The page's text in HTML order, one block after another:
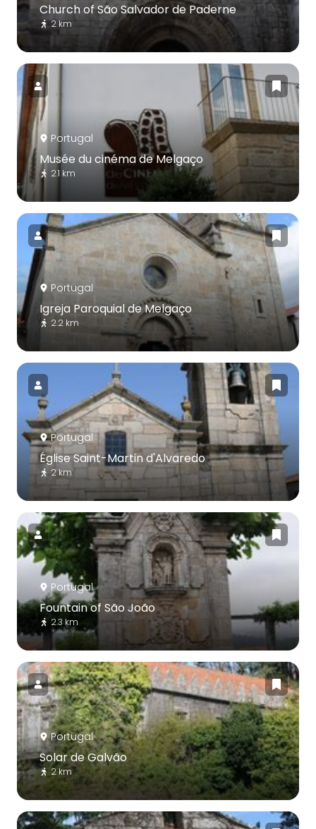
Church of São Salvador de Paderne
2 km
Portugal
Musée du cinéma de Melgaço
2.1 km
Portugal
Igreja Paroquial de Melgaço
2.2 km
Portugal
Église Saint-Martin d'Alvaredo
2 km
Portugal
Fountain of São João
2.3 km
Portugal
Solar de Galvão
2 km